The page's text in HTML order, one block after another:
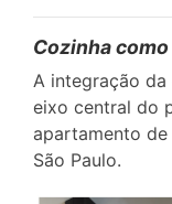
Cozinha
A integração
eixo central do
apartamento de
São Paulo.